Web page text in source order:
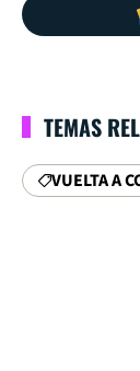
TEMAS
VUELTA A